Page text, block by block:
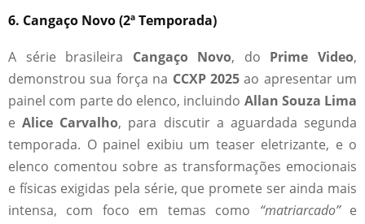
6. Cangaço Novo (2ª Temporada)
A série brasileira Cangaço Novo, do Prime Video,
demonstrou sua força na CCXP 2025ao apresentar um
painel com parte do elenco, incluindo Allan Souza Lima
eAlice Carvalho, para discutir a aguardada segunda
temporada. O painel exibiu um teaser eletrizante, e o
elenco comentou sobre as transformações emocionais
e físicas exigidas pela série, que promete ser ainda mais
intensa, com foco em temas como “matriarcado”e